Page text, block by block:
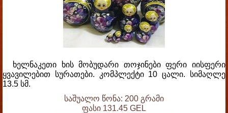
ხელნაკეთი ხის მობუდარი თოჯინები ფერი იისფერი
ყვავილებით სურათები. კომპლექტი 10 ცალი. სიმაღლე
13.5 სმ.
საშუალო წონა: 200 გრამი
ფასი 131.45 GEL